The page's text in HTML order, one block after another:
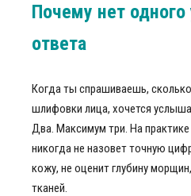
Почему нет одного
ответа
Когда ты спрашиваешь,
шлифовки лица, хочется
Два. Максимум три. На
никогда не назовет точную
кожу, не оценит глубину
тканей.